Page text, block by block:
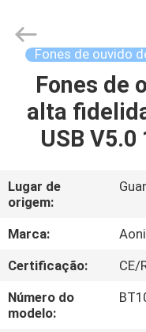
CASA
PRODUTOS
SOBRE
NÓS
EXCURSÃO
DA
FÁBRICA
Shengpai
Electronics
Fones de ouvido
Fones de
alta
USB
Lugar de
origem:
Marca:
Certificação:
CE/
Número do
modelo: